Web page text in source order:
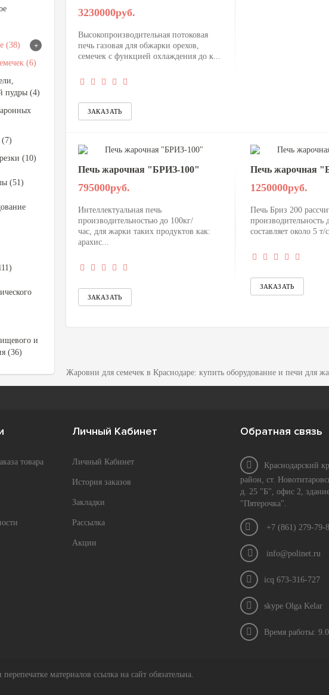
(38)
+
(6)
пудры (4)
(7)
(10)
(51)
и
(36)
3230000руб.
Высокопроизводительная потоковая
печь газовая для обжарки орехов,
семечек с функцией охлаждения до к...
Печь жарочная "БРИЗ-100"
795000руб.
Интеллектуальная печь
производительностью до 100кг/
час, для жарки таких продуктов как:
арахис...
Печь жарочная
1250000руб.
Печь Бриз 200
производительность
составляет около 5 т/
Жаровни для семечек в Краснодаре: купить оборудование и печи для
товара
Личный Кабинет
Личный Кабинет
История заказов
Закладки
Рассылка
Акции
Обратная связь
Краснодарский
район, ст.
д. 25 "Б", офис 2,
"Пятерочка".
+7 (861) 279-79-
info@polinet.ru
icq 673-316-727
skype Olga Kelar
Время работы:
материалов ссылка на сайт обязательна.